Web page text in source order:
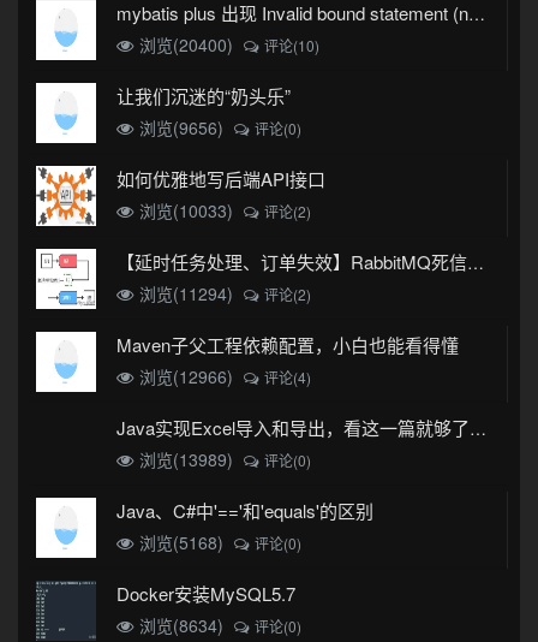
mybatis plus 出现 Invalid bound statement (not found)
浏览(20400)
评论(10)
让我们沉迷的“奶头乐”
浏览(9656) 评论(0)
如何优雅地写后端API接口
浏览(10033) 评论(2)
【延时任务处理、订单失效】RabbitMQ死信队列实现
浏览(11294)
评论(2)
Maven子父工程依赖配置，小白也能看得懂
浏览(12966) 评论(4)
Java实现Excel导入和导出，看这一篇就够了(珍藏版)
浏览(13989)
评论(0)
Java、C#中'=='和'equals'的区别
浏览(5168) 评论(0)
Docker安装MySQL5.7
浏览(8634) 评论(0)